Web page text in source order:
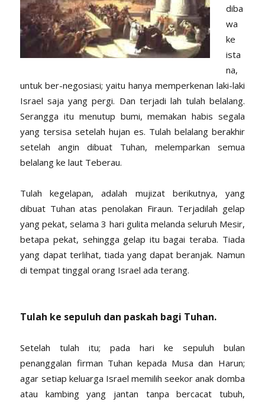
diba
wa
ke
ista
na,
untuk ber-negosiasi; yaitu hanya memperkenan laki-laki
Israel saja yang pergi. Dan terjadi lah tulah belalang.
Serangga itu menutup bumi, memakan habis segala
yang tersisa setelah hujan es. Tulah belalang berakhir
setelah angin dibuat Tuhan, melemparkan semua
belalang ke laut Teberau.
Tulah kegelapan, adalah mujizat berikutnya, yang
dibuat Tuhan atas penolakan Firaun. Terjadilah gelap
yang pekat, selama 3 hari gulita melanda seluruh Mesir,
betapa pekat, sehingga gelap itu bagai teraba. Tiada
yang dapat terlihat, tiada yang dapat beranjak. Namun
di tempat tinggal orang Israel ada terang.
Tulah ke sepuluh dan paskah bagi Tuhan.
Setelah tulah itu; pada hari ke sepuluh bulan
penanggalan firman Tuhan kepada Musa dan Harun;
agar setiap keluarga Israel memilih seekor anak domba
atau kambing yang jantan tanpa bercacat tubuh,